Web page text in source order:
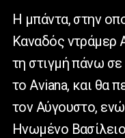
Η μπάντα, στην
Καναδός ντράμερ
τη στιγμή πάνω
το Aviana, και θα
τον Αύγουστο,
Ηνωμένο